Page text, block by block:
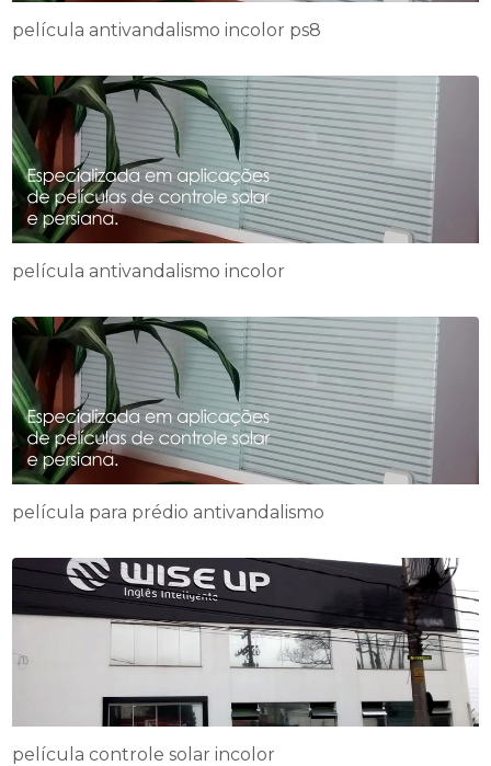
película antivandalismo incolor ps8
película antivandalismo incolor
película para prédio antivandalismo
película controle solar incolor